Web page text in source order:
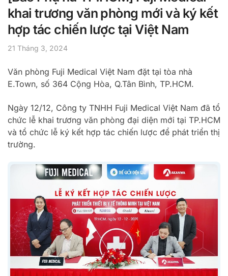
khai trương văn phòng mới và ký kết
hợp tác chiến lược tại Việt Nam
21 Tháng 3, 2024
Văn phòng Fuji Medical Việt Nam đặt tại tòa nhà
E.Town, số 364 Cộng Hòa, Q.Tân Bình, TP.HCM.
Ngày 12/12, Công ty TNHH Fuji Medical Việt Nam đã tổ
chức lễ khai trương văn phòng đại diện mới tại TP.HCM
và tổ chức lễ ký kết hợp tác chiến lược để phát triển thị
trường.